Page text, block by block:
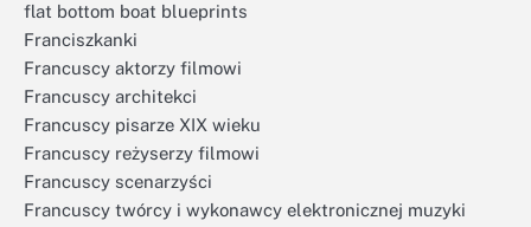
flat bottom boat blueprints
Franciszkanki
Francuscy aktorzy filmowi
Francuscy architekci
Francuscy pisarze XIX wieku
Francuscy reżyserzy filmowi
Francuscy scenarzyści
Francuscy twórcy i wykonawcy elektronicznej muzyki